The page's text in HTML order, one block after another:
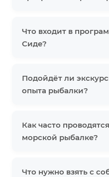
Что входит в
Сиде?
Подойдёт ли
опыта рыбалки?
Как часто
морской рыбалке?
Что нужно взять с